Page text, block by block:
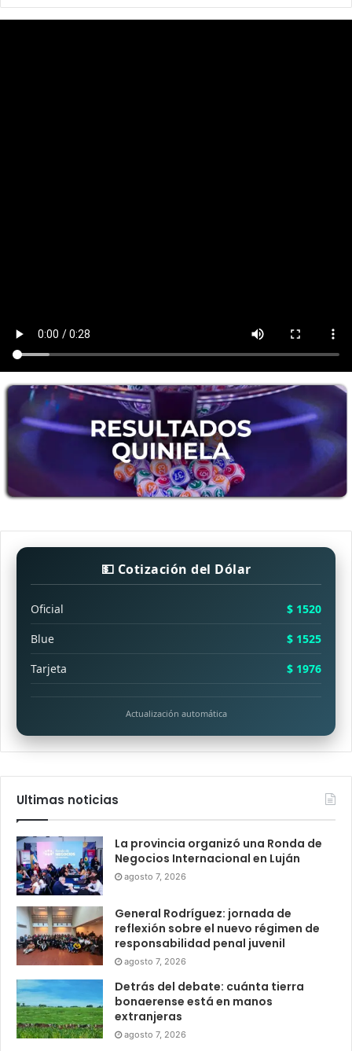
💵 Cotización del Dólar
Oficial
$ 1520
Blue
$ 1525
Tarjeta
$ 1976
Actualización automática
Ultimas noticias
La provincia organizó una Ronda de
Negocios Internacional en Luján
agosto 7, 2026
General Rodríguez: jornada de
reflexión sobre el nuevo régimen de
responsabilidad penal juvenil
agosto 7, 2026
Detrás del debate: cuánta tierra
bonaerense está en manos
extranjeras
agosto 7, 2026